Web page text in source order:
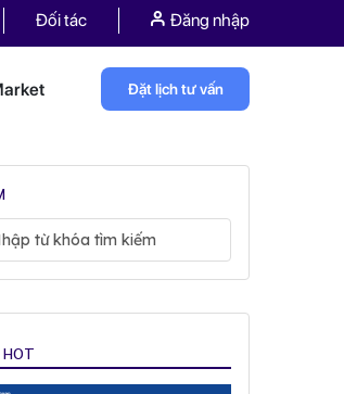
Đối tác Đăng nhập
Đặt lịch tư vấn